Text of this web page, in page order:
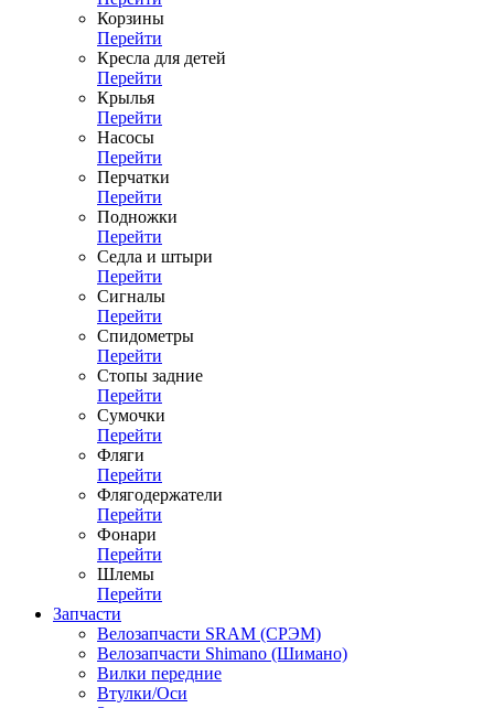
Корзины
Перейти
Кресла для детей
Перейти
Крылья
Перейти
Насосы
Перейти
Перчатки
Перейти
Подножки
Перейти
Седла и штыри
Перейти
Сигналы
Перейти
Спидометры
Перейти
Стопы задние
Перейти
Сумочки
Перейти
Фляги
Перейти
Флягодержатели
Перейти
Фонари
Перейти
Шлемы
Перейти
Запчасти
Велозапчасти SRAM (СРЭМ)
Велозапчасти Shimano (Шимано)
Вилки передние
Втулки/Оси